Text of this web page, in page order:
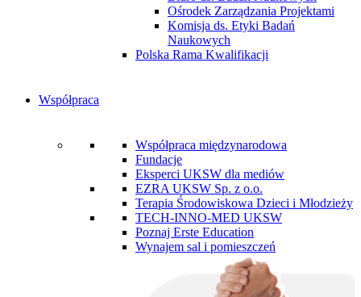
Ośrodek Zarządzania Projektami
Komisja ds. Etyki Badań
Naukowych
Polska Rama Kwalifikacji
Współpraca
Współpraca międzynarodowa
Fundacje
Eksperci UKSW dla mediów
EZRA UKSW Sp. z o.o.
Terapia Środowiskowa Dzieci i Młodzieży
TECH-INNO-MED UKSW
Poznaj Erste Education
Wynajem sal i pomieszczeń